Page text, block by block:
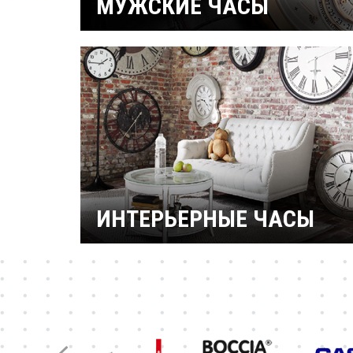
МУЖСКИЕ ЧАСЫ
Механические
Кварцевые
Электронные
Спортивные
Дайверские
Скелетоны
ИНТЕРЬЕРНЫЕ ЧАСЫ
Будильники
Бренды